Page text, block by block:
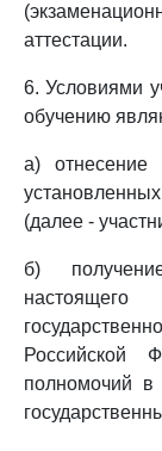
аттестации.
6. Условиями
обучению
а) отнесение
(далее -
б)
Российской
полномочий в